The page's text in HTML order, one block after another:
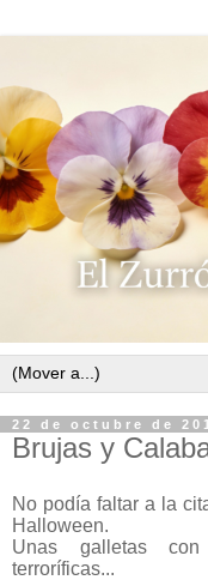
22 de octubre de
Brujas y
No podía faltar a la
Halloween.
Unas galletas
terroríficas...